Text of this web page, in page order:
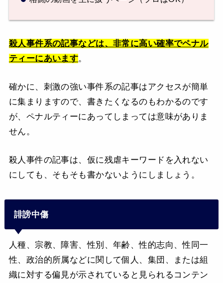
殺人事件系の記事などは、非常に高い確率でペナル
ティーにあいます。
確かに、刺激の強い事件系の記事はアクセスが簡単
に集まりますので、書きたくなるのもわかるのです
が、ペナルティーにあってしまっては意味がありま
せん。
殺人事件の記事は、仮に残虐キーワードを入れない
にしても、そもそも書かないようにしましょう。
誹謗中傷
人種、宗教、障害、性別、年齢、性的志向、性同一
性、政治的所属などに関して個人、集団、または組
織に対する偏見が示されていると見られるコンテン